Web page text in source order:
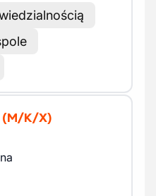
(M/K/X)